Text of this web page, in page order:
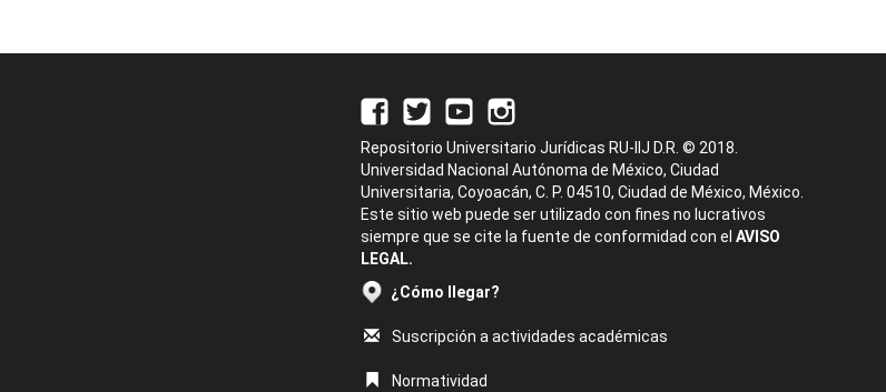
Repositorio Universitario Jurídicas RU-IIJ D.R. © 2018.
Universidad Nacional Autónoma de México, Ciudad
Universitaria, Coyoacán, C. P. 04510, Ciudad de México, México.
Este sitio web puede ser utilizado con fines no lucrativos
siempre que se cite la fuente de conformidad con el AVISO
LEGAL.
¿Cómo llegar?
Suscripción a actividades académicas
Normatividad